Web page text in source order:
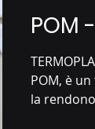
POM
POM, è
la